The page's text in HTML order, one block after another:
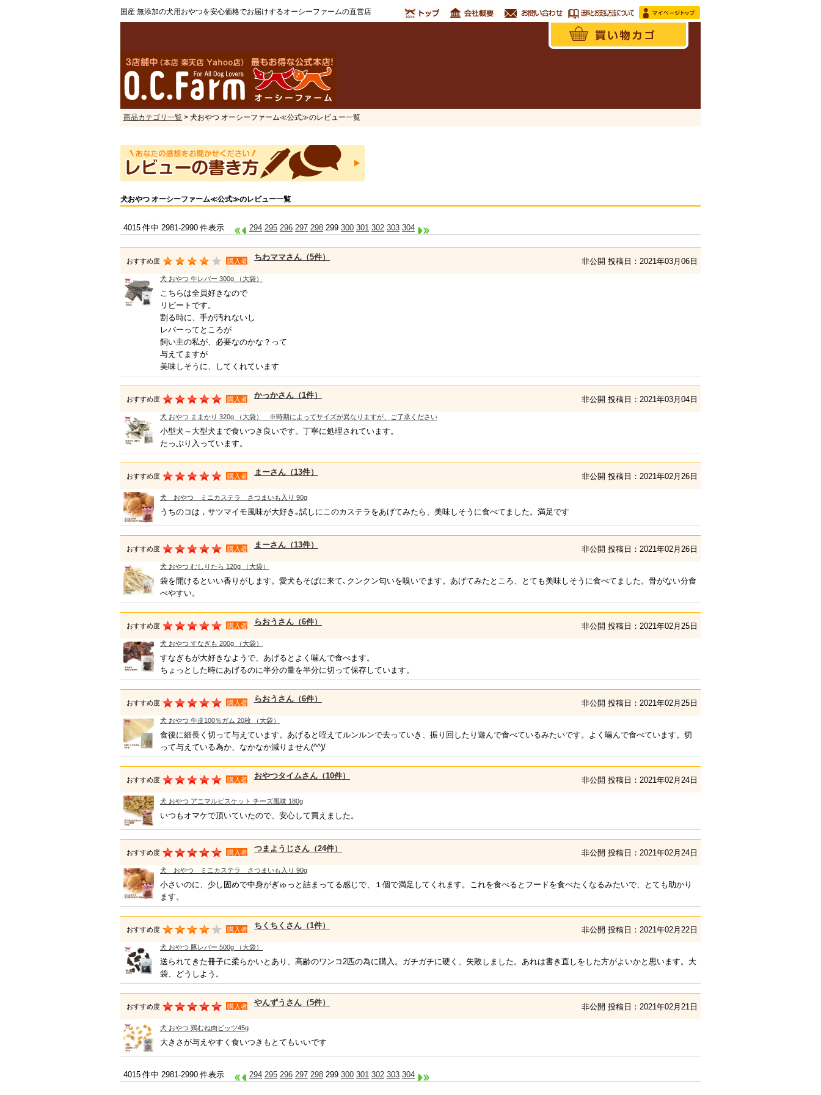
国産 無添加の犬用おやつを安心価格でお届けするオーシーファームの直営店
商品カテゴリ一覧 > 犬おやつ オーシーファーム≪公式≫のレビュー一覧
犬おやつ オーシーファーム≪公式≫のレビュー一覧
4015 件中 2981-2990 件表示 294 295 296 297 298 299 300 301 302 303 304
ちわママさん（5件） 非公開 投稿日：2021年03月06日
おすすめ度 購入者
犬 おやつ 牛レバー 300g （大袋）
こちらは全員好きなので
リピートです。
割る時に、手が汚れないし
レバーってところが
飼い主の私が、必要なのかな？って
与えてますが
美味しそうに、してくれています
かっかさん（1件） 非公開 投稿日：2021年03月04日
おすすめ度 購入者
犬 おやつ ままかり 320g （大袋） ※時期によってサイズが異なりますが、ご了承ください
小型犬～大型犬まで食いつき良いです。丁寧に処理されています。
たっぷり入っています。
まーさん（13件） 非公開 投稿日：2021年02月26日
おすすめ度 購入者
犬 おやつ ミニカステラ さつまいも入り 90g
うちのコは，サツマイモ風味が大好き｡試しにこのカステラをあげてみたら、美味しそうに食べてました。満足です
まーさん（13件） 非公開 投稿日：2021年02月26日
おすすめ度 購入者
犬 おやつ むしりたら 120g （大袋）
袋を開けるといい香りがします。愛犬もそばに来て､クンクン匂いを嗅いでます。あげてみたところ、とても美味しそうに食べてました。骨がない分食
べやすい。
らおうさん（6件） 非公開 投稿日：2021年02月25日
おすすめ度 購入者
犬 おやつ すなぎも 200g （大袋）
すなぎもが大好きなようで、あげるとよく噛んで食べます。
ちょっとした時にあげるのに半分の量を半分に切って保存しています。
らおうさん（6件） 非公開 投稿日：2021年02月25日
おすすめ度 購入者
犬 おやつ 牛皮100％ガム 20枚 （大袋）
食後に細長く切って与えています。あげると咥えてルンルンで去っていき、振り回したり遊んで食べているみたいです。よく噛んで食べています。切
って与えている為か、なかなか減りません(^^)/
おやつタイムさん（10件） 非公開 投稿日：2021年02月24日
おすすめ度 購入者
犬 おやつ アニマルビスケット チーズ風味 180g
いつもオマケで頂いていたので、安心して買えました。
つまようじさん（24件） 非公開 投稿日：2021年02月24日
おすすめ度 購入者
犬 おやつ ミニカステラ さつまいも入り 90g
小さいのに、少し固めで中身がぎゅっと詰まってる感じで、１個で満足してくれます。これを食べるとフードを食べたくなるみたいで、とても助かり
ます。
ちくちくさん（1件） 非公開 投稿日：2021年02月22日
おすすめ度 購入者
犬 おやつ 豚レバー 500g （大袋）
送られてきた冊子に柔らかいとあり、高齢のワンコ2匹の為に購入。ガチガチに硬く、失敗しました。あれは書き直しをした方がよいかと思います。大
袋、どうしよう。
やんずうさん（5件） 非公開 投稿日：2021年02月21日
おすすめ度 購入者
犬 おやつ 鶏むね肉ビッツ45g
大きさが与えやすく食いつきもとてもいいです
4015 件中 2981-2990 件表示 294 295 296 297 298 299 300 301 302 303 304